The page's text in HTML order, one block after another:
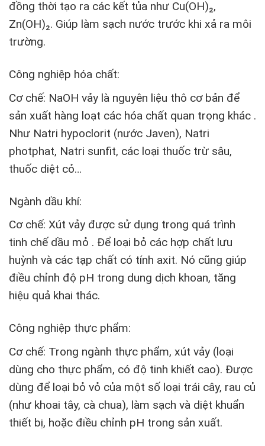
đồng thời tạo ra các kết tủa như Cu(OH)₂,
Zn(OH)₂. Giúp làm sạch nước trước khi xả ra môi
trường.
Công nghiệp hóa chất:
Cơ chế: NaOH vảy là nguyên liệu thô cơ bản để
sản xuất hàng loạt các hóa chất quan trọng khác .
Như Natri hypoclorit (nước Javen), Natri
photphat, Natri sunfit, các loại thuốc trừ sâu,
thuốc diệt cỏ…
Ngành dầu khí:
Cơ chế: Xút vảy được sử dụng trong quá trình
tinh chế dầu mỏ . Để loại bỏ các hợp chất lưu
huỳnh và các tạp chất có tính axit. Nó cũng giúp
điều chỉnh độ pH trong dung dịch khoan, tăng
hiệu quả khai thác.
Công nghiệp thực phẩm:
Cơ chế: Trong ngành thực phẩm, xút vảy (loại
dùng cho thực phẩm, có độ tinh khiết cao). Được
dùng để loại bỏ vỏ của một số loại trái cây, rau củ
(như khoai tây, cà chua), làm sạch và diệt khuẩn
thiết bị, hoặc điều chỉnh pH trong sản xuất.